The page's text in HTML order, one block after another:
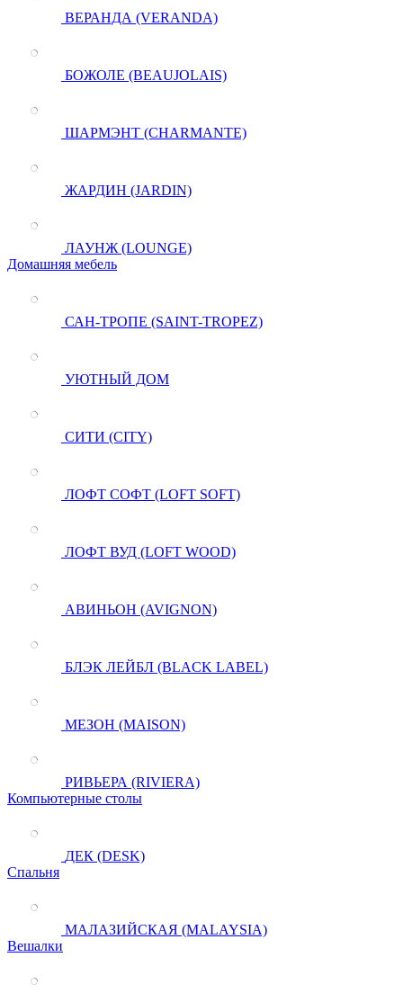
ВЕРАНДА (VERANDA)
БОЖОЛЕ (BEAUJOLAIS)
ШАРМЭНТ (CHARMANTE)
ЖАРДИН (JARDIN)
ЛАУНЖ (LOUNGE)
Домашняя мебель
САН-ТРОПЕ (SAINT-TROPEZ)
УЮТНЫЙ ДОМ
СИТИ (CITY)
ЛОФТ СОФТ (LOFT SOFT)
ЛОФТ ВУД (LOFT WOOD)
АВИНЬОН (AVIGNON)
БЛЭК ЛЕЙБЛ (BLACK LABEL)
МЕЗОН (MAISON)
РИВЬЕРА (RIVIERA)
Компьютерные столы
ДЕК (DESK)
Спальня
МАЛАЗИЙСКАЯ (MALAYSIA)
Вешалки